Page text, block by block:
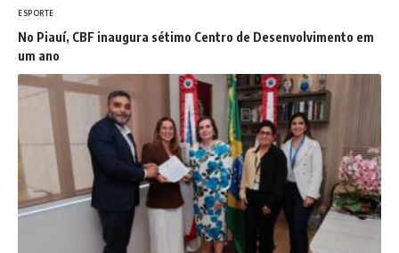
ESPORTE
No Piauí, CBF inaugura sétimo Centro de Desenvolvimento em
um ano